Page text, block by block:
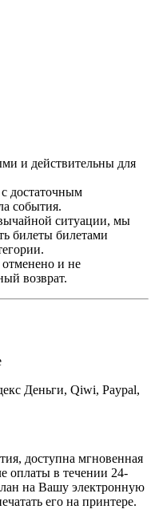
и действительны для
достаточным
события.
ситуации, мы
билеты билетами
и не
возврат.
Деньги, Qiwi, Paypal,
доступна мгновенная
оплаты в течении 24-
на Вашу электронную
его на принтере.